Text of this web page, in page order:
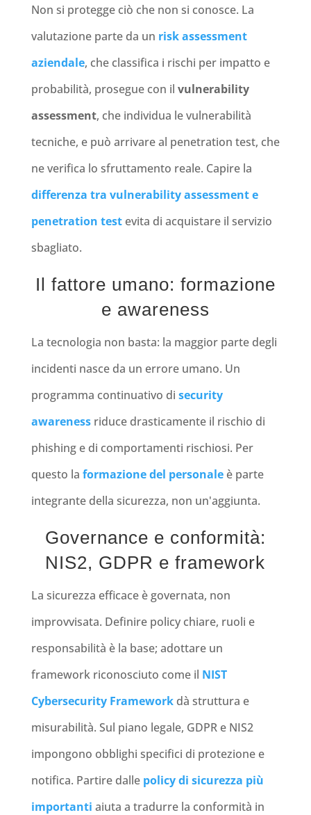
Non si protegge ciò che non si conosce. La
valutazione parte da un risk assessment
aziendale, che classifica i rischi per impatto e
probabilità, prosegue con il vulnerability
assessment, che individua le vulnerabilità
tecniche, e può arrivare al penetration test, che
ne verifica lo sfruttamento reale. Capire la
differenza tra vulnerability assessment e
penetration test evita di acquistare il servizio
sbagliato.
Il fattore umano: formazione
e awareness
La tecnologia non basta: la maggior parte degli
incidenti nasce da un errore umano. Un
programma continuativo di security
awarenessriduce drasticamente il rischio di
phishing e di comportamenti rischiosi. Per
questo la formazione del personaleè parte
integrante della sicurezza, non un'aggiunta.
Governance e conformità:
NIS2, GDPR e framework
La sicurezza efficace è governata, non
improvvisata. Definire policy chiare, ruoli e
responsabilità è la base; adottare un
framework riconosciuto come il NIST
Cybersecurity Frameworkdà struttura e
misurabilità. Sul piano legale, GDPR e NIS2
impongono obblighi specifici di protezione e
notifica. Partire dalle policy di sicurezza più
importanti aiuta a tradurre la conformità in